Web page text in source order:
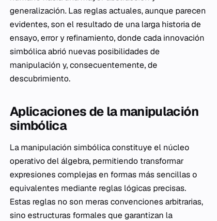
generalización. Las reglas actuales, aunque parecen
evidentes, son el resultado de una larga historia de
ensayo, error y refinamiento, donde cada innovación
simbólica abrió nuevas posibilidades de
manipulación y, consecuentemente, de
descubrimiento.
Aplicaciones de la manipulación
simbólica
La manipulación simbólica constituye el núcleo
operativo del álgebra, permitiendo transformar
expresiones complejas en formas más sencillas o
equivalentes mediante reglas lógicas precisas.
Estas reglas no son meras convenciones arbitrarias,
sino estructuras formales que garantizan la